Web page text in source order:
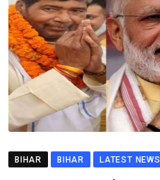
BIHAR BIHAR LATEST NEWS